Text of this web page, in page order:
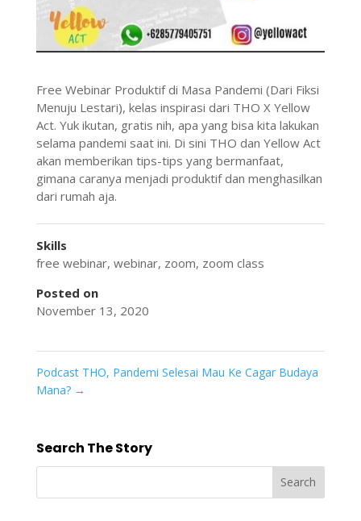
Free Webinar Produktif di Masa Pandemi (Dari Fiksi
Menuju Lestari), kelas inspirasi dari THO X Yellow
Act. Yuk ikutan, gratis nih, apa yang bisa kita lakukan
selama pandemi saat ini. Di sini THO dan Yellow Act
akan memberikan tips-tips yang bermanfaat,
gimana caranya menjadi produktif dan menghasilkan
dari rumah aja.
Skills
free webinar, webinar, zoom, zoom class
Posted on
November 13, 2020
Podcast THO, Pandemi Selesai Mau Ke Cagar Budaya
Mana? →
Search The Story